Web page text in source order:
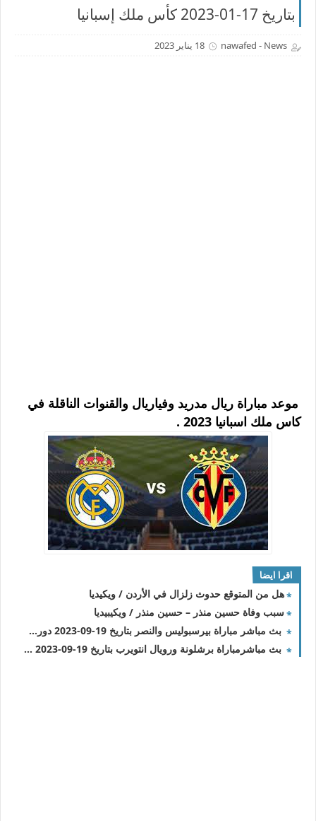
بتاريخ 17-01-2023 كأس ملك إسبانيا
nawafed - News 18 يناير 2023
موعد مباراة ريال مدريد وفياريال والقنوات الناقلة في
كاس ملك اسبانيا 2023 .
اقرا ايضا
هل من المتوقع حدوث زلزال في الأردن / ويكيديا
سبب وفاة حسين منذر – حسين منذر / ويكيبيديا
بث مباشر مباراة بيرسبوليس والنصر بتاريخ 19-09-2023 دوري أبطال آسيا
بث مباشرمباراة برشلونة ورويال انتويرب بتاريخ 19-09-2023 دوري أبطال أوروبا